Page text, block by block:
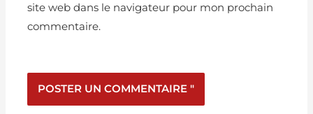
site web dans le navigateur pour mon prochain
commentaire.